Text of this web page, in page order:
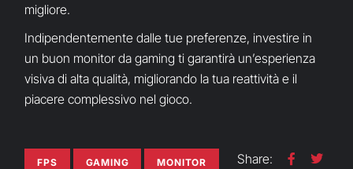
migliore.
Indipendentemente dalle tue preferenze, investire in
un buon monitor da gaming ti garantirà un’esperienza
visiva di alta qualità, migliorando la tua reattività e il
piacere complessivo nel gioco.
FPS GAMING MONITOR Share: